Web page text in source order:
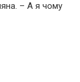
– А я чому